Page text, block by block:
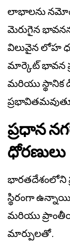
లాభాలను
మెరుగైన
విలువైన లోహ
మార్కెట్ భావన
మరియు స్థానిక
ప్రధాన
ధోరణులు
భారతదేశంలోని
స్థిరంగా
మరియు
మార్పులతో.